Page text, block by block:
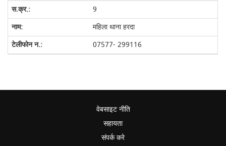
9
महिला थाना हरदा
07577- 299116
वेबसाइट नीति
सहायता
संपर्क करे